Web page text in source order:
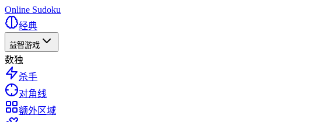
Online Sudoku
经典
益智游戏
数独
杀手
对角线
额外区域